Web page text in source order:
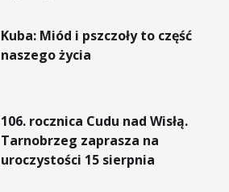
Kuba: Miód i pszczoły to część
naszego życia
106. rocznica Cudu nad Wisłą.
Tarnobrzeg zaprasza na
uroczystości 15 sierpnia